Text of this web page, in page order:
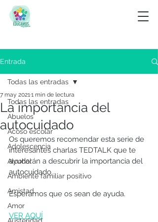
Entrada
Todas las entradas
Abuelos
Acoso escolar
Adolescencia
Alcohol
Ambiente familiar positivo
Amistad
Amor
Todas las entradas
La importancia del
autocuidado
7 may 20211 min de lectura
Os queremos recomendar esta serie de
interesantes charlas TEDTALK que te
ayudarán a descubrir la importancia del
autocuidado.
Esperamos que os sean de ayuda.
VER AQUÍ